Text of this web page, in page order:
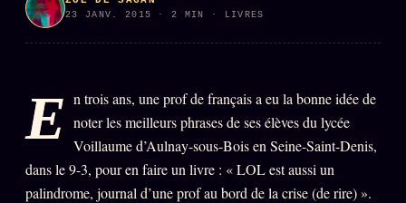
PRÉDICTIONS INFOFICTION
L'ORACLE Z/S
Chat Oracle
Oracle z/S
23 JANV. 2015 · 2 MIN · LIVRES
E n trois ans, une prof de français a eu la bonne idée de
noter les meilleurs phrases de ses élèves du lycée
Voillaume d’Aulnay-sous-Bois en Seine-Saint-Denis,
dans le 9-3, pour en faire un livre : « LOL est aussi un
palindrome, journal d’une prof au bord de la crise (de rire) ».